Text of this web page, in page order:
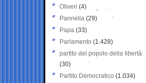
Oliveri (4)
Pannella (29)
Papa (33)
Parlamento (1.428)
partito del popolo della libertà
(30)
Partito Democratico (1.034)